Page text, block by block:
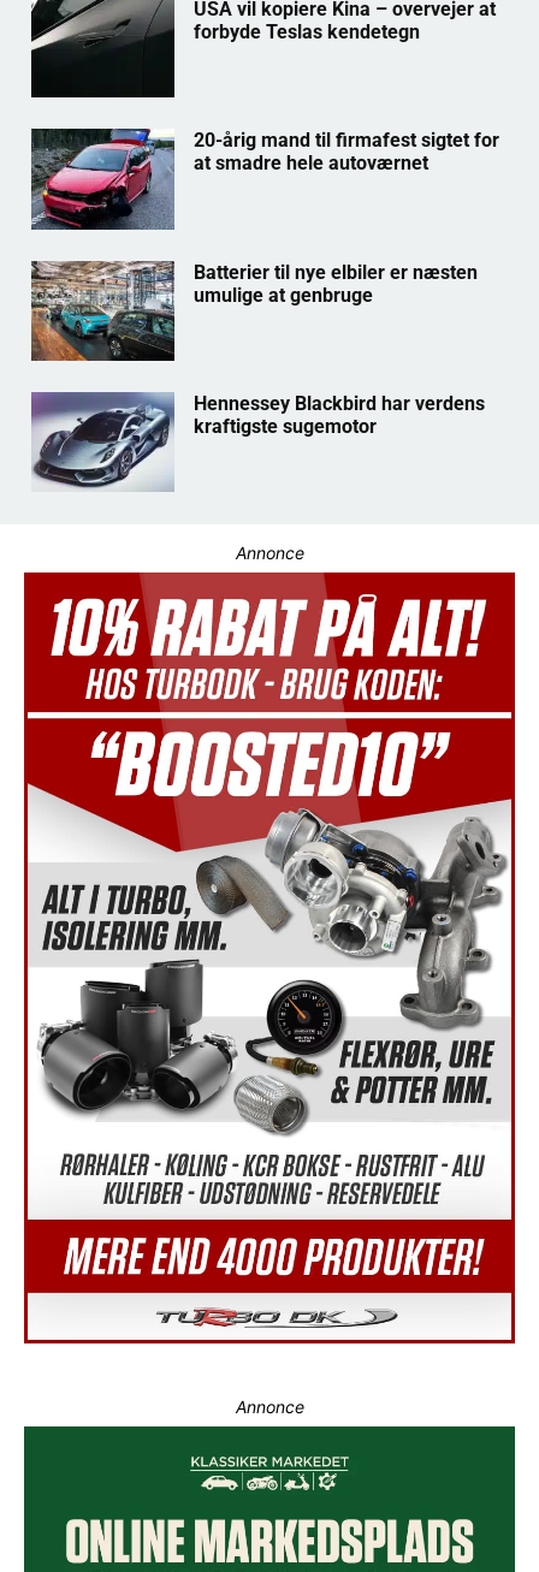
USA vil kopiere Kina – overvejer at
forbyde Teslas kendetegn
20-årig mand til firmafest sigtet for
at smadre hele autoværnet
Batterier til nye elbiler er næsten
umulige at genbruge
Hennessey Blackbird har verdens
kraftigste sugemotor
Annonce
Annonce